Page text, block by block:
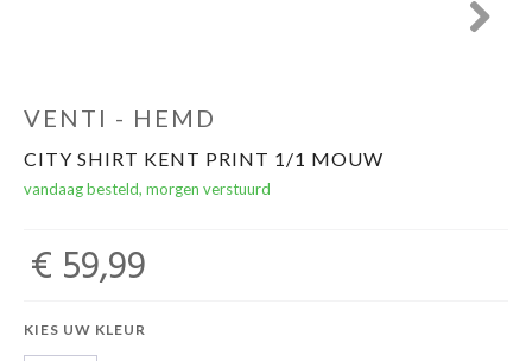
VENTI - HEMD
CITY SHIRT KENT PRINT 1/1 MOUW
vandaag besteld, morgen verstuurd
€ 59,99
KIES UW KLEUR